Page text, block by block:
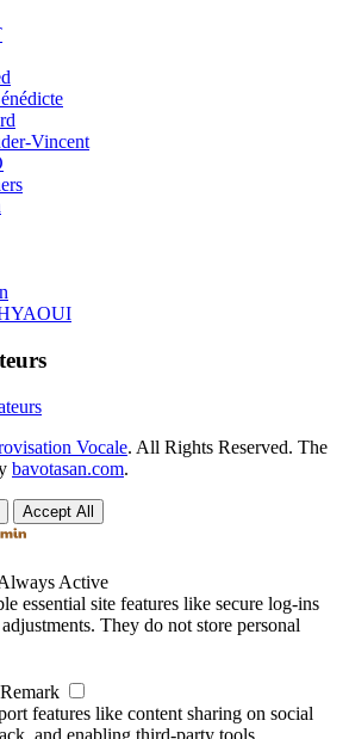
Vincent
Vocale. All Rights Reserved. The
bavotasan.com.
Accept All
Active
essential site features like secure log-ins
They do not store personal
Remark
features like content sharing on social
and enabling third-party tools.